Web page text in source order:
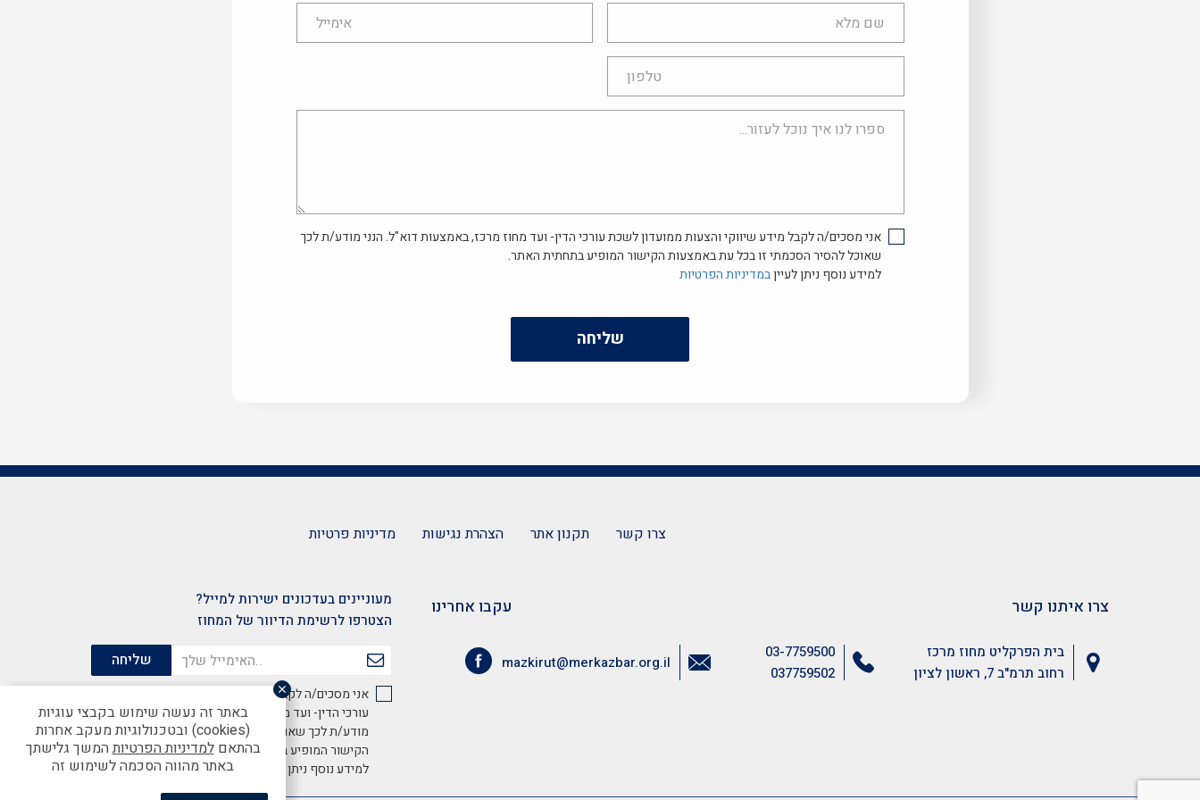
שם
מלא
אימייל
טלפון
ספרו
אני מסכים/ה לקבל מידע שיווקי והצעות ממועדון לשכת עורכי הדין- ועד מחוז מרכז, באמצעות דוא"ל. הנני מודע/ת לכך
שאוכל להסיר הסכמתי זו בכל עת באמצעות הקישור המופיע בתחתית האתר.
למידע נוסף ניתן לעייןבמדיניות הפרטיות
שליחה
צרו קשר תקנון אתר הצהרת נגישות מדיניות פרטיות
צרו איתנו קשר
בית הפרקליט מחוז מרכז
רחוב תרמ"ב 7, ראשון לציון
03-7759500
037759502
mazkirut@merkazbar.org.il
עקבו אחרינו
מעוניינים בעדכונים ישירות למייל?
הצטרפו לרשימת הדיוור של המחוז
אני מסכים/ה לקבל מידע שיווקי והצעות ממועדון לשכת
עורכי הדין- ועד מחוז מרכז, באמצעות דוא"ל. הנני
מודע/ת לכך שאוכל להסיר הסכמתי זו בכל עת באמצעות
הקישור המופיע בתחתית האתר.
למידע נוסף ניתן לעיין
במדיניות הפרטיות
באתר זה נעשה שימוש בקבצי עוגיות
(cookies) ובטכנולוגיות מעקב אחרות
בהתאםלמדיניות הפרטיותהמשך גלישתך
באתר מהווה הסכמה לשימוש זה